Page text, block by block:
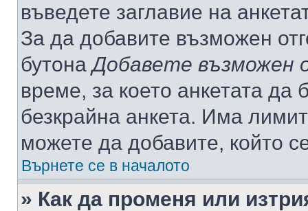
въведете заглавие на
За да добавите възможен
бутонаДобавете възможен
време, за което анкетата да
безкрайна анкета. Има
можете да добавите, който
Върнете се в началото
» Как да променя или